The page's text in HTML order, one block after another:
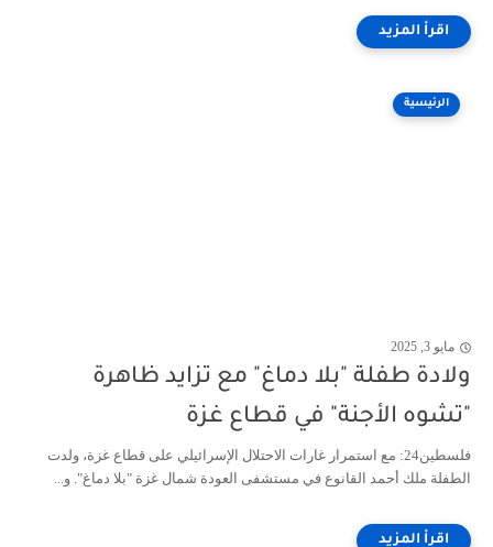
الرئيسية
مايو 3, 2025
ولادة طفلة "بلا دماغ" مع تزايد ظاهرة
"تشوه الأجنة" في قطاع غزة
فلسطين24: مع استمرار غارات الاحتلال الإسرائيلي على قطاع غزة، ولدت
الطفلة ملك أحمد القانوع في مستشفى العودة شمال غزة "بلا دماغ". و...